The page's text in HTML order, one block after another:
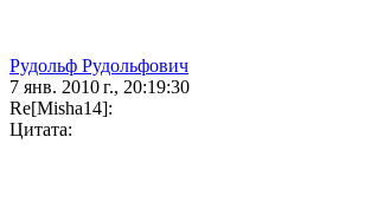
Рудольф Рудольфович
7 янв. 2010 г., 20:19:30
Re[Misha14]:
Цитата: